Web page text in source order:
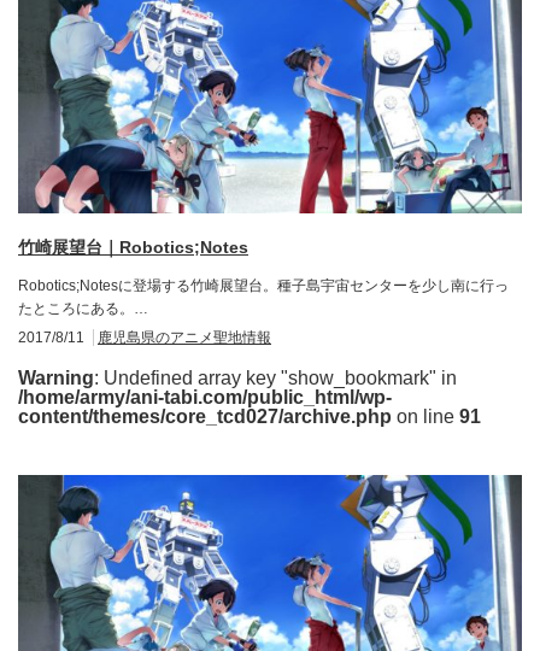
竹崎展望台｜Robotics;Notes
Robotics;Notesに登場する竹崎展望台。種子島宇宙センターを少し南に行っ
たところにある。…
2017/8/11
鹿児島県のアニメ聖地情報
Warning: Undefined array key "show_bookmark" in
/home/army/ani-tabi.com/public_html/wp-
content/themes/core_tcd027/archive.php on line 91